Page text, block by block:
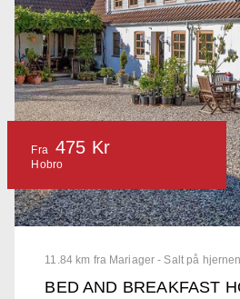
11.84 km fra Mariager - Salt på hjernen
BED AND BREAKFAST
Fra 475 Kr
Hobro